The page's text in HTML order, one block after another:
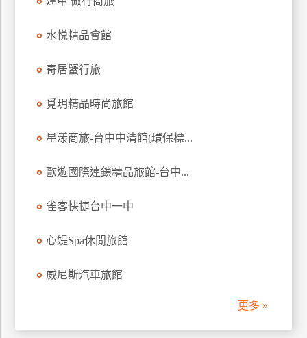
水悦精品會館
寄居蟹行旅
覓玥精品時尚旅館
星漾商旅-台中中清館(環保標...
歐遊國際連鎖精品旅館-台中...
雀客快捷台中一中
心媞Spa休閒旅館
威尼斯汽車旅館
更多 »